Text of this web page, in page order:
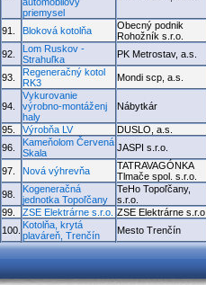
priemysel
91. Bloková kotolňa
Obecný podnik
Rohožník s.r.o.
92.
Lom Ruskov -
Strahuľka
PK Metrostav, a.s.
93.
Regeneračný kotol
RK3
Mondi scp, a.s.
94.
Vykurovanie
výrobno-montáženj
haly
Nábytkár
95. Výrobňa LV DUSLO, a.s.
96.
Kameňolom Červená
Skala
JASPI s.r.o.
97. Nová výhrevňa
TATRAVAGÓNKA
Tlmače spol. s.r.o.
98.
Kogeneračná
jednotka Topoľčany
TeHo Topoľčany,
s.r.o.
99.
ZSE Elektrárne s.r.o. ZSE Elektrárne s.r.o.
100. Kotolňa, krytá
plaváreň, Trenčín
Mesto Trenčín